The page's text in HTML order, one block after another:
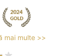
mai multe >>